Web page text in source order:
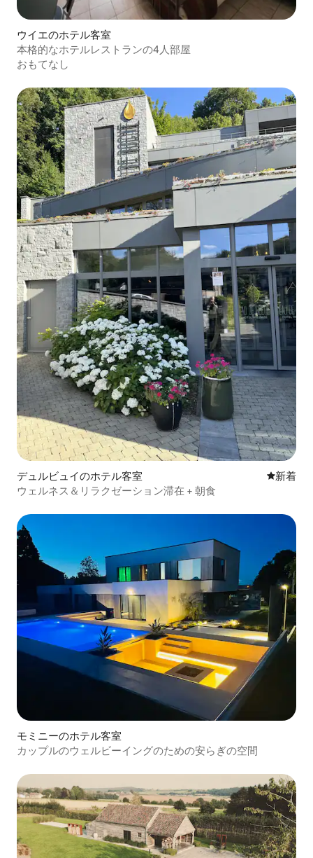
ウイエのホテル客室
本格的なホテルレストランの4人部屋
おもてなし
デュルビュイのホテル客室 新しい宿
新着
ウェルネス＆リラクゼーション滞在 + 朝食
モミニーのホテル客室
カップルのウェルビーイングのための安らぎの空間